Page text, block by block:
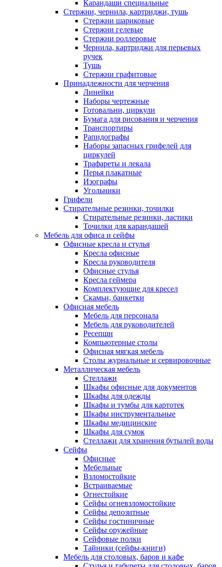
Карандаши специальные
Стержни, чернила, картриджи, тушь
Стержни шариковые
Стержни гелевые
Стержни роллеровые
Чернила, картриджи для перьевых
ручек
Тушь
Стержни графитовые
Принадлежности для черчения
Линейки
Наборы чертежные
Готовальни, циркули
Бумага для рисования и черчения
Транспортиры
Рапидографы
Наборы запасных грифелей для
циркулей
Трафареты и лекала
Перья плакатные
Изографы
Угольники
Грифели
Стирательные резинки, точилки
Стирательные резинки, ластики
Точилки для карандашей
Мебель для офиса и сейфы
Офисные кресла и стулья
Кресла офисные
Кресла руководителя
Офисные стулья
Кресла геймера
Комплектующие для кресел
Скамьи, банкетки
Офисная мебель
Мебель для персонала
Мебель для руководителей
Ресепшн
Компьютерные столы
Офисная мягкая мебель
Столы журнальные и сервировочные
Металлическая мебель
Стеллажи
Шкафы офисные для документов
Шкафы для одежды
Шкафы и тумбы для картотек
Шкафы инструментальные
Шкафы медицинские
Шкафы для сумок
Стеллажи для хранения бутылей воды
Сейфы
Офисные
Мебельные
Взломостойкие
Встраиваемые
Огнестойкие
Сейфы огневзломостойкие
Сейфы депозитные
Сейфы гостиничные
Сейфы оружейные
Сейфовые полки
Тайники (сейфы-книги)
Мебель для столовых, баров и кафе